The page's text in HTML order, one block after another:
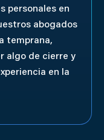
personales en
abogados
temprana,
algo de cierre y
en la